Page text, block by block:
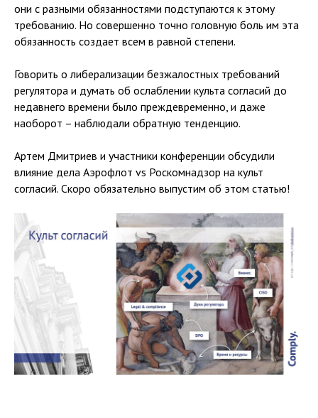
они с разными обязанностями подступаются к этому
требованию. Но совершенно точно головную боль им эта
обязанность создает всем в равной степени.
Говорить о либерализации безжалостных требований
регулятора и думать об ослаблении культа согласий до
недавнего времени было преждевременно, и даже
наоборот – наблюдали обратную тенденцию.
Артем Дмитриев и участники конференции обсудили
влияние дела Аэрофлот vs Роскомнадзор на культ
согласий. Скоро обязательно выпустим об этом статью!